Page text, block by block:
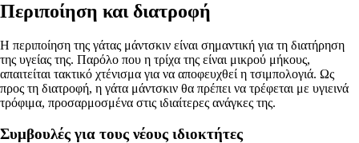
Περιποίηση και διατροφή
Η περιποίηση της γάτας μάντσκιν είναι σημαντική για τη διατήρηση
της υγείας της. Παρόλο που η τρίχα της είναι μικρού μήκους,
απαιτείται τακτικό χτένισμα για να αποφευχθεί η τσιμπολογιά. Ως
προς τη διατροφή, η γάτα μάντσκιν θα πρέπει να τρέφεται με υγιεινά
τρόφιμα, προσαρμοσμένα στις ιδιαίτερες ανάγκες της.
Συμβουλές για τους νέους ιδιοκτήτες